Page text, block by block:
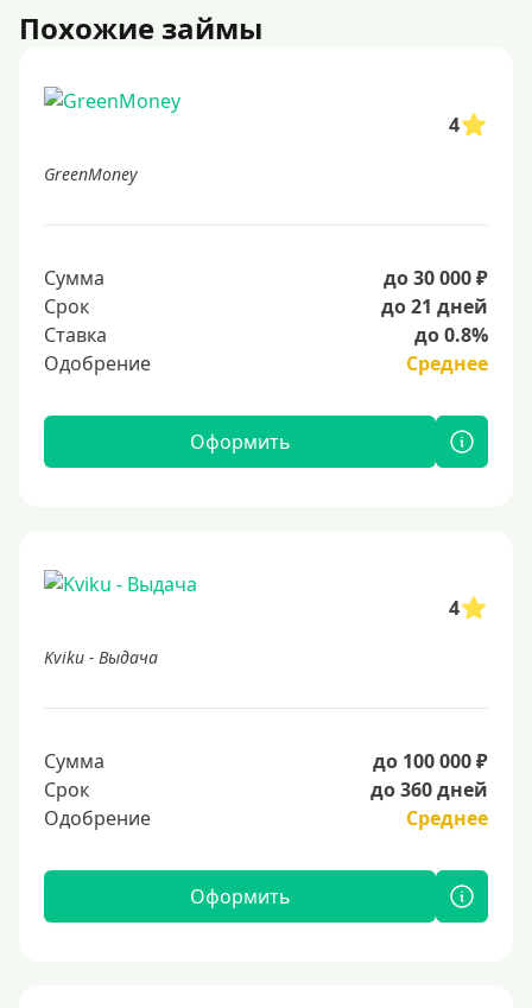
Похожие займы
4
GreenMoney
Сумма
до 30 000 ₽
Срок
до 21 дней
Ставка
до 0.8%
Одобрение
Среднее
Оформить
4
Kviku - Выдача
Сумма
до 100 000 ₽
Срок
до 360 дней
Одобрение
Среднее
Оформить